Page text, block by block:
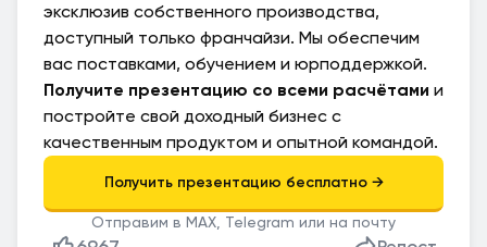
эксклюзив собственного производства,
доступный только франчайзи. Мы обеспечим
вас поставками, обучением и юрподдержкой.
Получите презентацию со всеми расчётами и
постройте свой доходный бизнес с
качественным продуктом и опытной командой.
Отправим в MAX, Telegram или на почту